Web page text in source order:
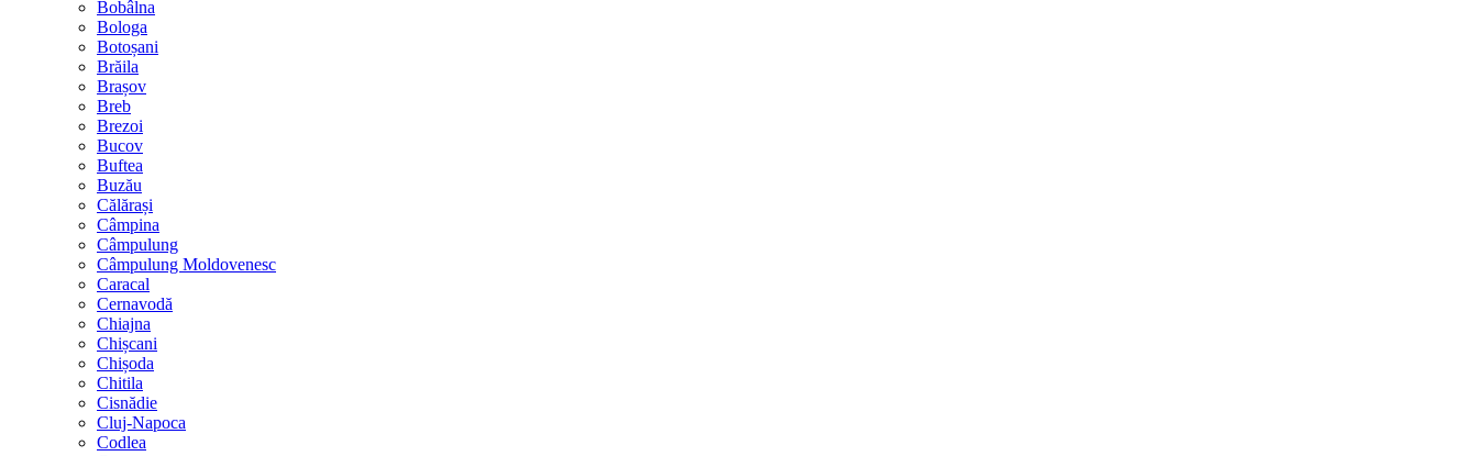
Bobâlna
Bologa
Botoșani
Brăila
Brașov
Breb
Brezoi
Bucov
Buftea
Buzău
Călărași
Câmpina
Câmpulung
Câmpulung Moldovenesc
Caracal
Cernavodă
Chiajna
Chișcani
Chișoda
Chitila
Cisnădie
Cluj-Napoca
Codlea